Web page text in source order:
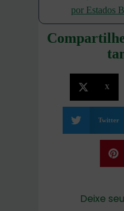
por Estados
X
Twitter
Deixe